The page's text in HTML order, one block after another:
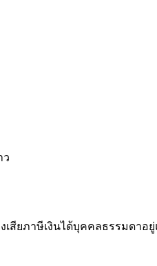
ว
สียภาษีเงินได้บุคคลธรรมดาอ